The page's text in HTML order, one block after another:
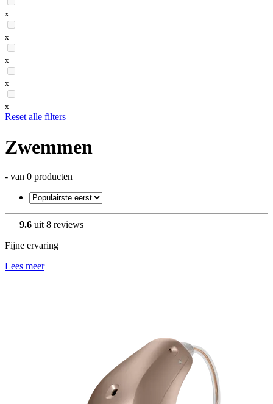
x
x
x
x
x
Reset alle filters
Zwemmen
- van 0 producten
9.6 uit 8 reviews
Fijne ervaring
Lees meer